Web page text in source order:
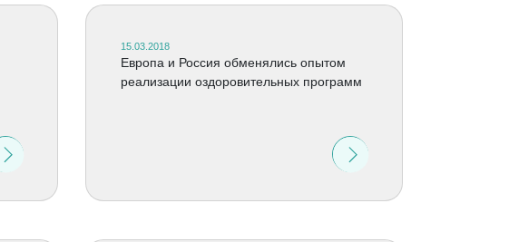
15.03.2018
Европа и Россия обменялись опытом
реализации оздоровительных программ